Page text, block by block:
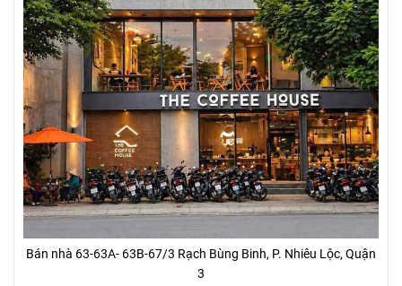
Bán nhà 63-63A- 63B-67/3 Rạch Bùng Binh, P. Nhiêu Lộc, Quận
3